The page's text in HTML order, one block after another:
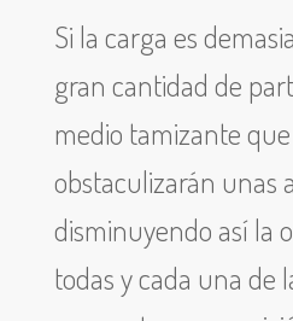
Si la carga es
gran cantidad de
medio tamizante
obstaculizarán unas
disminuyendo así la
todas y cada una de